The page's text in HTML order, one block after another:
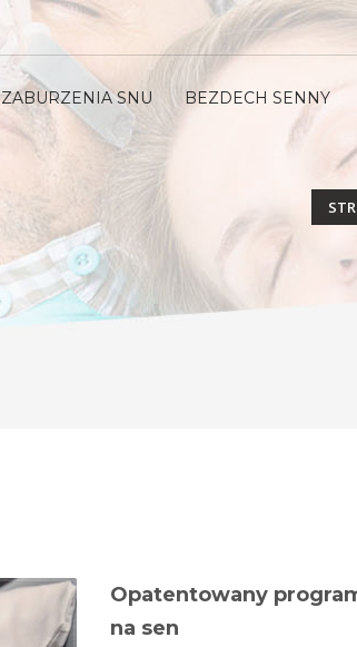
ZABURZENIA SNU BEZDECH SENNY
Opatentowany
na sen